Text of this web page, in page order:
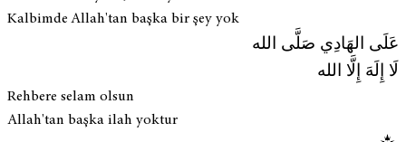
Kalbimde Allah'tan başka bir şey yok
عَلَى الهَادِي صَلَّى الله
لَا إِلَهَ إِلَّا الله
Rehbere selam olsun
Allah'tan başka ilah yoktur